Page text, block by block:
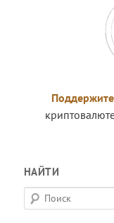
НАЙТИ
П
о